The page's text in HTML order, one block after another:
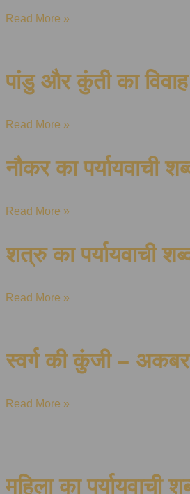
Read More »
पांडु और कुंती का
Read More »
नौकर का
Read More »
शत्रु का
Read More »
स्वर्ग की कुंजी –
Read More »
महिला का